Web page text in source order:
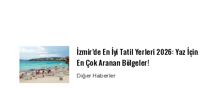
İzmir’de En İyi Tatil Yerleri 2026: Yaz İçin
En Çok Aranan Bölgeler!
Diğer Haberler